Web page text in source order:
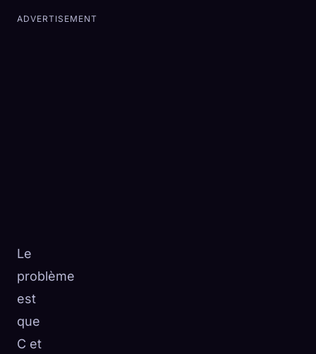
ADVERTISEMENT
Le
problème
est
que
C et